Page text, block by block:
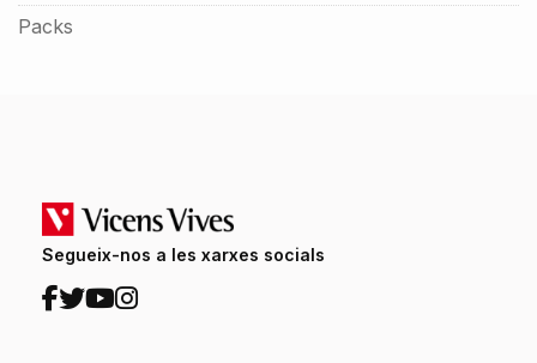
Packs
Segueix-nos a les xarxes socials